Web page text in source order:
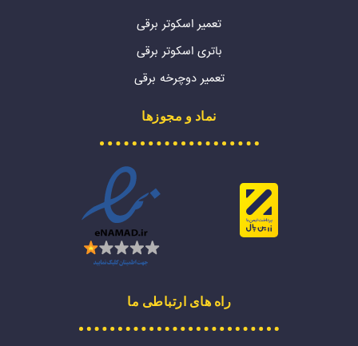
تعمیر اسکوتر برقی
باتری اسکوتر برقی
تعمیر دوچرخه برقی
نماد و مجوزها
راه های ارتباطی ما